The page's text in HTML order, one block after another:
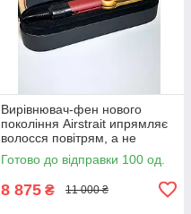
Вирівнювач-фен нового
покоління Airstrait ипрямляє
волосся повітрям, а не
пластинами
Готово до відправки 100 од.
8 875 ₴ 11 000 ₴